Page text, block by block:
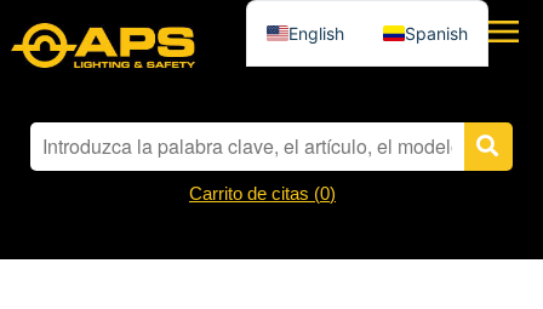
Carrito de citas (0)
English Spanish